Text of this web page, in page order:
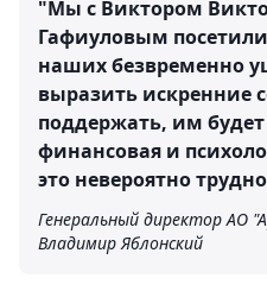
"Мы с Виктором
Гафиуловым
наших безвременно
выразить искренние
поддержать, им
финансовая и
это невероятно
Генеральный директор АО
Владимир Яблонский